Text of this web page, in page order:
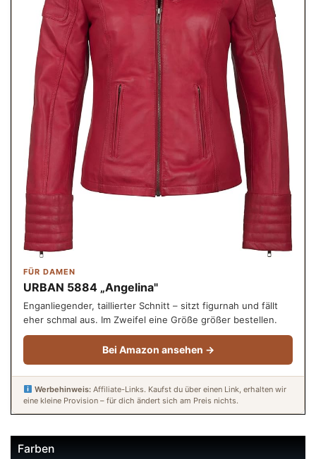
FÜR DAMEN
URBAN 5884 „Angelina"
Enganliegender, taillierter Schnitt – sitzt figurnah und fällt
eher schmal aus. Im Zweifel eine Größe größer bestellen.
Bei Amazon ansehen →
Werbehinweis:Affiliate-Links. Kaufst du über einen Link, erhalten wir
eine kleine Provision – für dich ändert sich am Preis nichts.
Farben